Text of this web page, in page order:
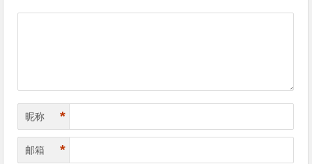
昵称 *
邮箱 *